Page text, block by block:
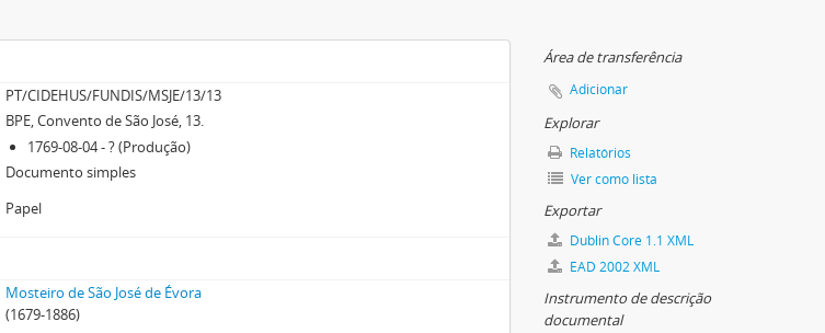
PT/CIDEHUS/FUNDIS/MSJE/13/13
BPE, Convento de São José, 13.
1769-08-04 - ? (Produção)
Documento simples
Papel
Mosteiro de São José de Évora
(1679-1886)
Área de transferência
Adicionar
Explorar
Relatórios
Ver como lista
Exportar
Dublin Core 1.1 XML
EAD 2002 XML
Instrumento de descrição
documental